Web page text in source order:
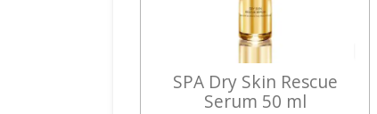
SPA Dry Skin Rescue
Serum 50 ml